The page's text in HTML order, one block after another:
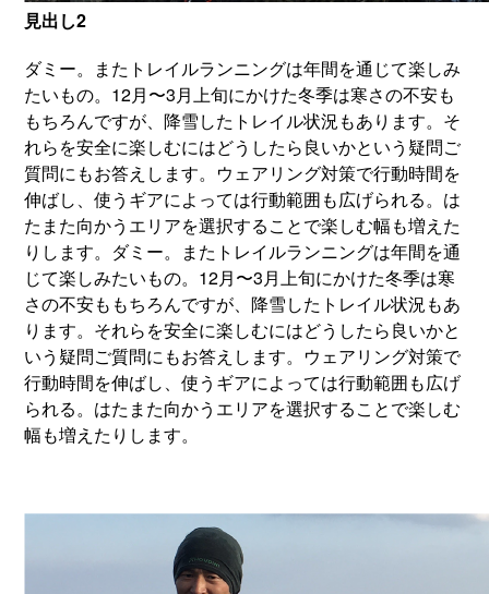
見出し2
ダミー。またトレイルランニングは年間を通じて楽しみ
たいもの。12月〜3月上旬にかけた冬季は寒さの不安も
もちろんですが、降雪したトレイル状況もあります。そ
れらを安全に楽しむにはどうしたら良いかという疑問ご
質問にもお答えします。ウェアリング対策で行動時間を
伸ばし、使うギアによっては行動範囲も広げられる。は
たまた向かうエリアを選択することで楽しむ幅も増えた
りします。ダミー。またトレイルランニングは年間を通
じて楽しみたいもの。12月〜3月上旬にかけた冬季は寒
さの不安ももちろんですが、降雪したトレイル状況もあ
ります。それらを安全に楽しむにはどうしたら良いかと
いう疑問ご質問にもお答えします。ウェアリング対策で
行動時間を伸ばし、使うギアによっては行動範囲も広げ
られる。はたまた向かうエリアを選択することで楽しむ
幅も増えたりします。